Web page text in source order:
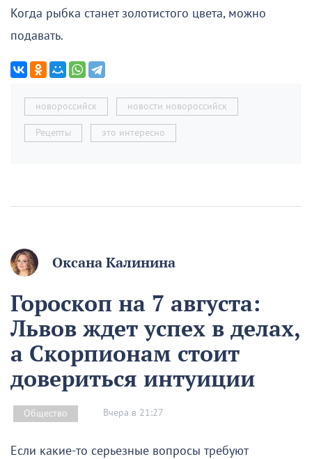
Когда рыбка станет золотистого цвета, можно
подавать.
новороссийск новости новороссийск
Рецепты это интересно
Оксана Калинина
Гороскоп на 7 августа:
Львов ждет успех в делах,
а Скорпионам стоит
довериться интуиции
Общество Вчера в 21:27
Если какие-то серьезные вопросы требуют